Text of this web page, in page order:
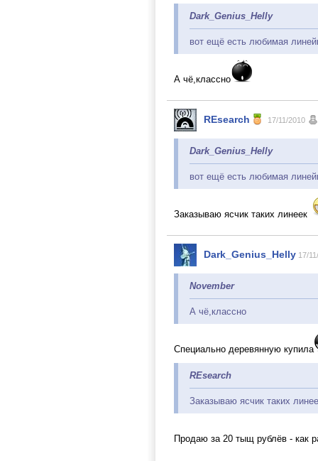
Dark_Genius_Helly
вот ещё есть любимая
А чё,классно
REsearch 17/11/2010
Dark_Genius_Helly
вот ещё есть любимая
Заказываю ясчик таких линеек
Dark_Genius_Helly 17/
November
А чё,классно
Специально деревянную купила
REsearch
Заказываю ясчик таких
Продаю за 20 тыщ рублёв - как